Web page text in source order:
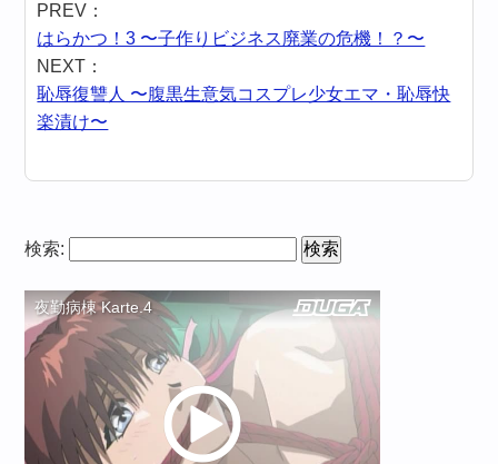
PREV：
はらかつ！3 〜子作りビジネス廃業の危機！？〜
NEXT：
恥辱復讐人 〜腹黒生意気コスプレ少女エマ・恥辱快
楽漬け〜
検索: